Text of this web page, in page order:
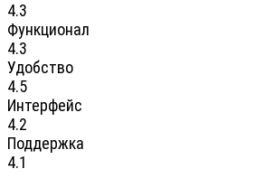
4.3
Функционал
4.3
Удобство
4.5
Интерфейс
4.2
Поддержка
4.1